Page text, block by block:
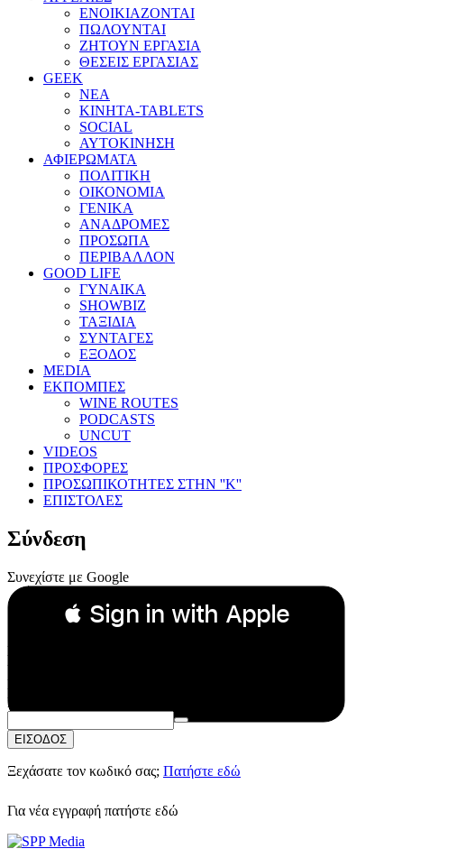
ΕΝΟΙΚΙΑΖΟΝΤΑΙ
ΠΩΛΟΥΝΤΑΙ
ΖΗΤΟΥΝ ΕΡΓΑΣΙΑ
ΘΕΣΕΙΣ ΕΡΓΑΣΙΑΣ
GEEK
ΝΕΑ
ΚΙΝΗΤΑ-TABLETS
SOCIAL
ΑΥΤΟΚΙΝΗΣΗ
ΑΦΙΕΡΩΜΑΤΑ
ΠΟΛΙΤΙΚΗ
ΟΙΚΟΝΟΜΙΑ
ΓΕΝΙΚΑ
ΑΝΑΔΡΟΜΕΣ
ΠΡΟΣΩΠΑ
ΠΕΡΙΒΑΛΛΟΝ
GOOD LIFE
ΓΥΝΑΙΚΑ
SHOWBIZ
ΤΑΞΙΔΙΑ
ΣΥΝΤΑΓΕΣ
ΕΞΟΔΟΣ
MEDIA
ΕΚΠΟΜΠΕΣ
WINE ROUTES
PODCASTS
UNCUT
VIDEOS
ΠΡΟΣΦΟΡΕΣ
ΠΡΟΣΩΠΙΚΟΤΗΤΕΣ ΣΤΗΝ ''Κ''
ΕΠΙΣΤΟΛΕΣ
Σύνδεση
Συνεχίστε με Google
 Sign in with Apple
Συνεχίστε με Apple
ή
Email:
Κωδικός Πρόσβασης:
ΕΙΣΟΔΟΣ
Ξεχάσατε τον κωδικό σας; Πατήστε εδώ
Για νέα εγγραφή πατήστε εδώ